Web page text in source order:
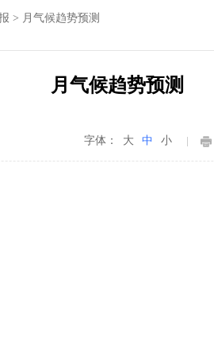
> 月气候趋势预测
月气候趋势预测
字体： 大 中 小